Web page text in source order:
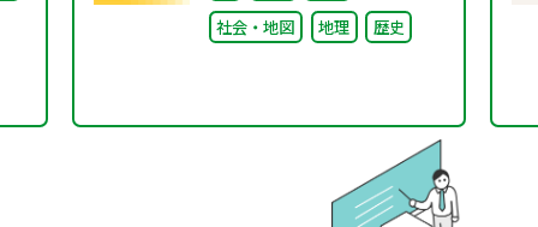
社会・地図
地理 歴史